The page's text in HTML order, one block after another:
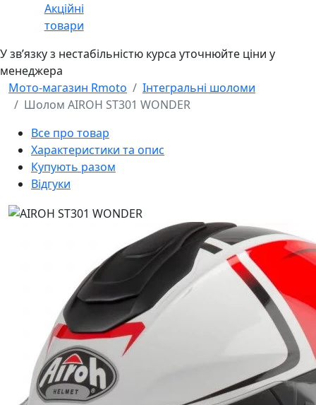
Акційні
товари
У звʼязку з нестабільністю курса уточнюйте ціни у
менеджера
Мото-магазин Rmoto
Інтегральні шоломи
Шолом AIROH ST301 WONDER
Все про товар
Характеристики та опис
Купують разом
Відгуки